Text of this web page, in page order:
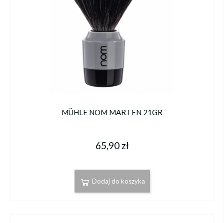
MÜHLE NOM MARTEN 21GR
65,90 zł
Dodaj do koszyka